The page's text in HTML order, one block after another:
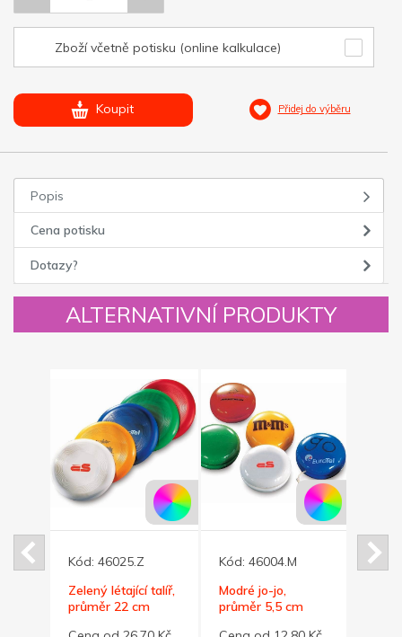
Zboží včetně potisku (online kalkulace)
Koupit Přidej do výběru
Popis
Cena potisku
Dotazy?
ALTERNATIVNÍ PRODUKTY
Kód: 46025.Z
Zelený létající talíř,
průměr 22 cm
Kód: 46004.M
Modré jo-jo,
průměr 5,5 cm
Kód: